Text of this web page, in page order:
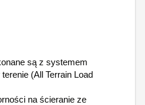
są z systemem
(All Terrain Load
na ścieranie ze